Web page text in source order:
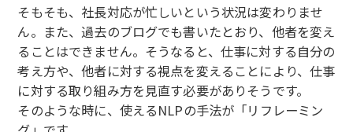
そもそも、社長対応が忙しいという状況は変わりませ
ん。また、過去のブログでも書いたとおり、他者を変え
ることはできません。そうなると、仕事に対する自分の
考え方や、他者に対する視点を変えることにより、仕事
に対する取り組み方を見直す必要がありそうです。
そのような時に、使えるNLPの手法が「リフレーミン